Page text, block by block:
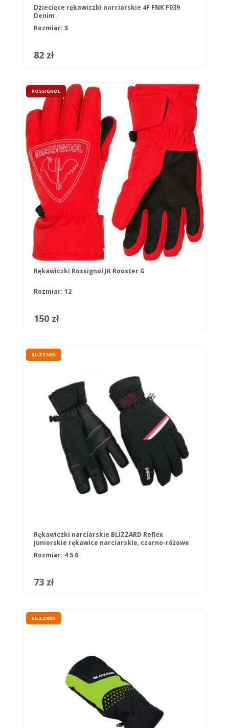
Dziecięce rękawiczki narciarskie 4F FNK F039
Denim
Rozmiar: S
82 zł
ROSSIGNOL
Rękawiczki Rossignol JR Rooster G
Rozmiar: 12
150 zł
BLIZZARD
Rękawiczki narciarskie BLIZZARD Reflex
juniorskie rękawice narciarskie, czarno-różowe
Rozmiar: 4 5 6
73 zł
BLIZZARD